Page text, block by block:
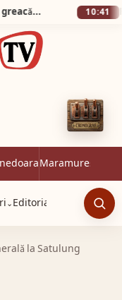
O întâlnire inedită între marea tragedie greacă și muzica populară maramureșeană, interpretată live de Grupul IZA 10:41
Maramureș
⌄ Editorial
la Satulung